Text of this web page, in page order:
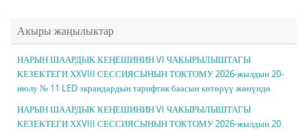
Акыры жаңылыктар
НАРЫН ШААРДЫК КЕҢЕШИНИН VI ЧАКЫРЫЛЫШТАГЫ
КЕЗЕКТЕГИ ХXVIII СЕССИЯСЫНЫН ТОКТОМУ 2026-жылдын 20-
июлу № 11 LED экрандардын тарифтик баасын көтөрүү жөнүндө
НАРЫН ШААРДЫК КЕҢЕШИНИН VI ЧАКЫРЫЛЫШТАГЫ
КЕЗЕКТЕГИ ХXVIII СЕССИЯСЫНЫН ТОКТОМУ 2026-жылдын 20